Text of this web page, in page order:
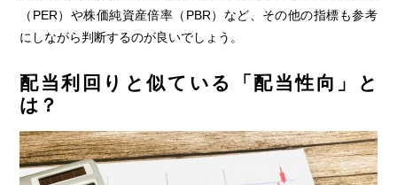
（PER）や株価純資産倍率（PBR）など、その他の指標も参考
にしながら判断するのが良いでしょう。
配当利回りと似ている「配当性向」と
は？